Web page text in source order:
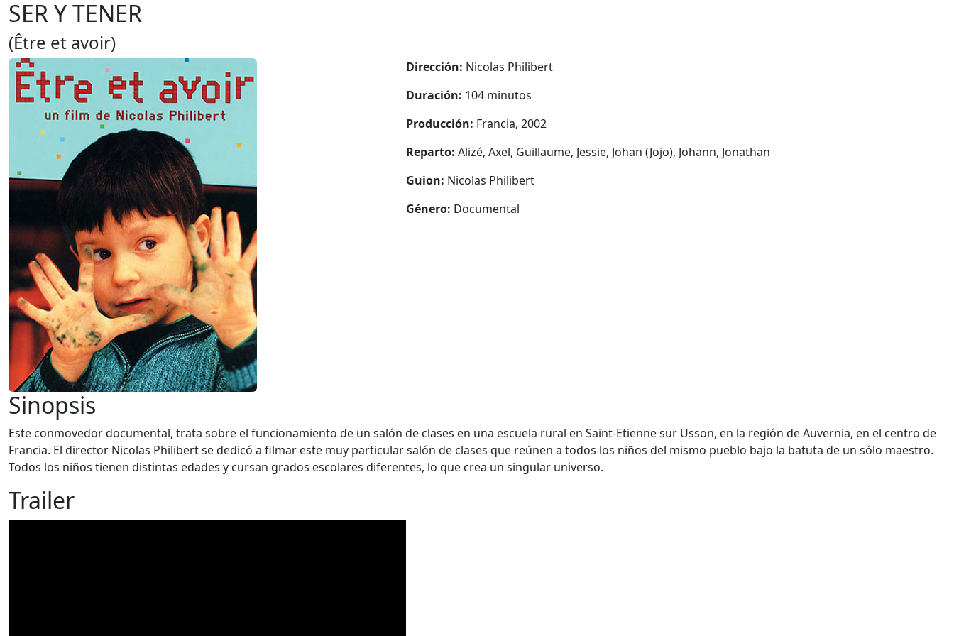
SER Y TENER
(Être et avoir)
Dirección: Nicolas Philibert
Duración: 104 minutos
Producción: Francia, 2002
Reparto: Alizé, Axel, Guillaume, Jessie, Johan (Jojo), Johann, Jonathan
Guion: Nicolas Philibert
Género: Documental
Sinopsis
Este conmovedor documental, trata sobre el funcionamiento de un salón de clases en una escuela rural en Saint-Etienne sur Usson, en la región de Auvernia, en el centro de
Francia. El director Nicolas Philibert se dedicó a filmar este muy particular salón de clases que reúnen a todos los niños del mismo pueblo bajo la batuta de un sólo maestro.
Todos los niños tienen distintas edades y cursan grados escolares diferentes, lo que crea un singular universo.
Trailer